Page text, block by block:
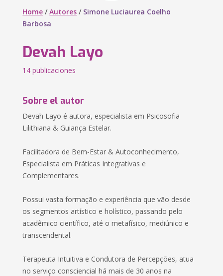
Home /Autores / Simone Luciaurea Coelho
Barbosa
Devah Layo
14 publicaciones
Sobre el autor
Devah Layo é autora, especialista em Psicosofia
Lilithiana & Guiança Estelar.
Facilitadora de Bem-Estar & Autoconhecimento,
Especialista em Práticas Integrativas e
Complementares.
Possui vasta formação e experiência que vão desde
os segmentos artístico e holístico, passando pelo
acadêmico científico, até o metafísico, mediúnico e
transcendental.
Terapeuta Intuitiva e Condutora de Percepções, atua
no serviço consciencial há mais de 30 anos na